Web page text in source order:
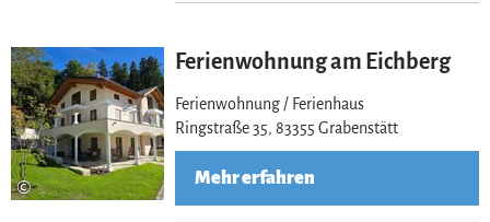
©
Ferienwohnung am Eichberg
Ferienwohnung / Ferienhaus
Ringstraße 35, 83355 Grabenstätt
Mehr erfahren